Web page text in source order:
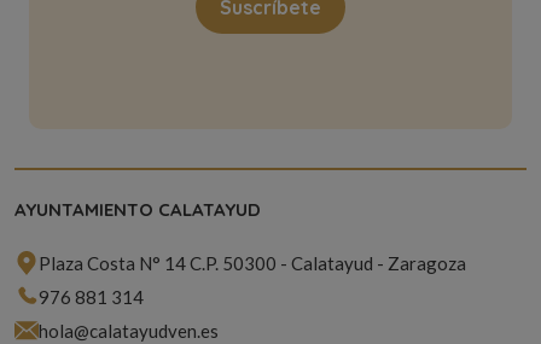
AYUNTAMIENTO CALATAYUD
Plaza Costa N° 14 C.P. 50300 - Calatayud - Zaragoza
976 881 314
hola@calatayudven.es